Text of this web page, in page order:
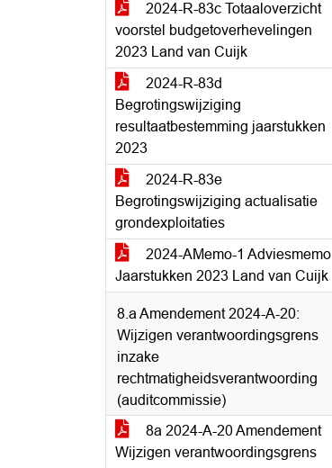
2024-R-83c Totaaloverzicht
voorstel budgetoverhevelingen
2023 Land van Cuijk
2024-R-83d
Begrotingswijziging
resultaatbestemming jaarstukken
2023
2024-R-83e
Begrotingswijziging actualisatie
grondexploitaties
2024-AMemo-1 Adviesmemo
Jaarstukken 2023 Land van Cuijk
8.a Amendement 2024-A-20:
Wijzigen verantwoordingsgrens
inzake
rechtmatigheidsverantwoording
(auditcommissie)
8a 2024-A-20 Amendement
Wijzigen verantwoordingsgrens